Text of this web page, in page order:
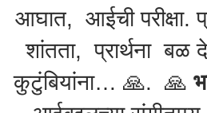
आघात, आईची परीक्षा.
शांतता, प्रार्थना बळ
कुटुंबियांना… 🙏. 🙏